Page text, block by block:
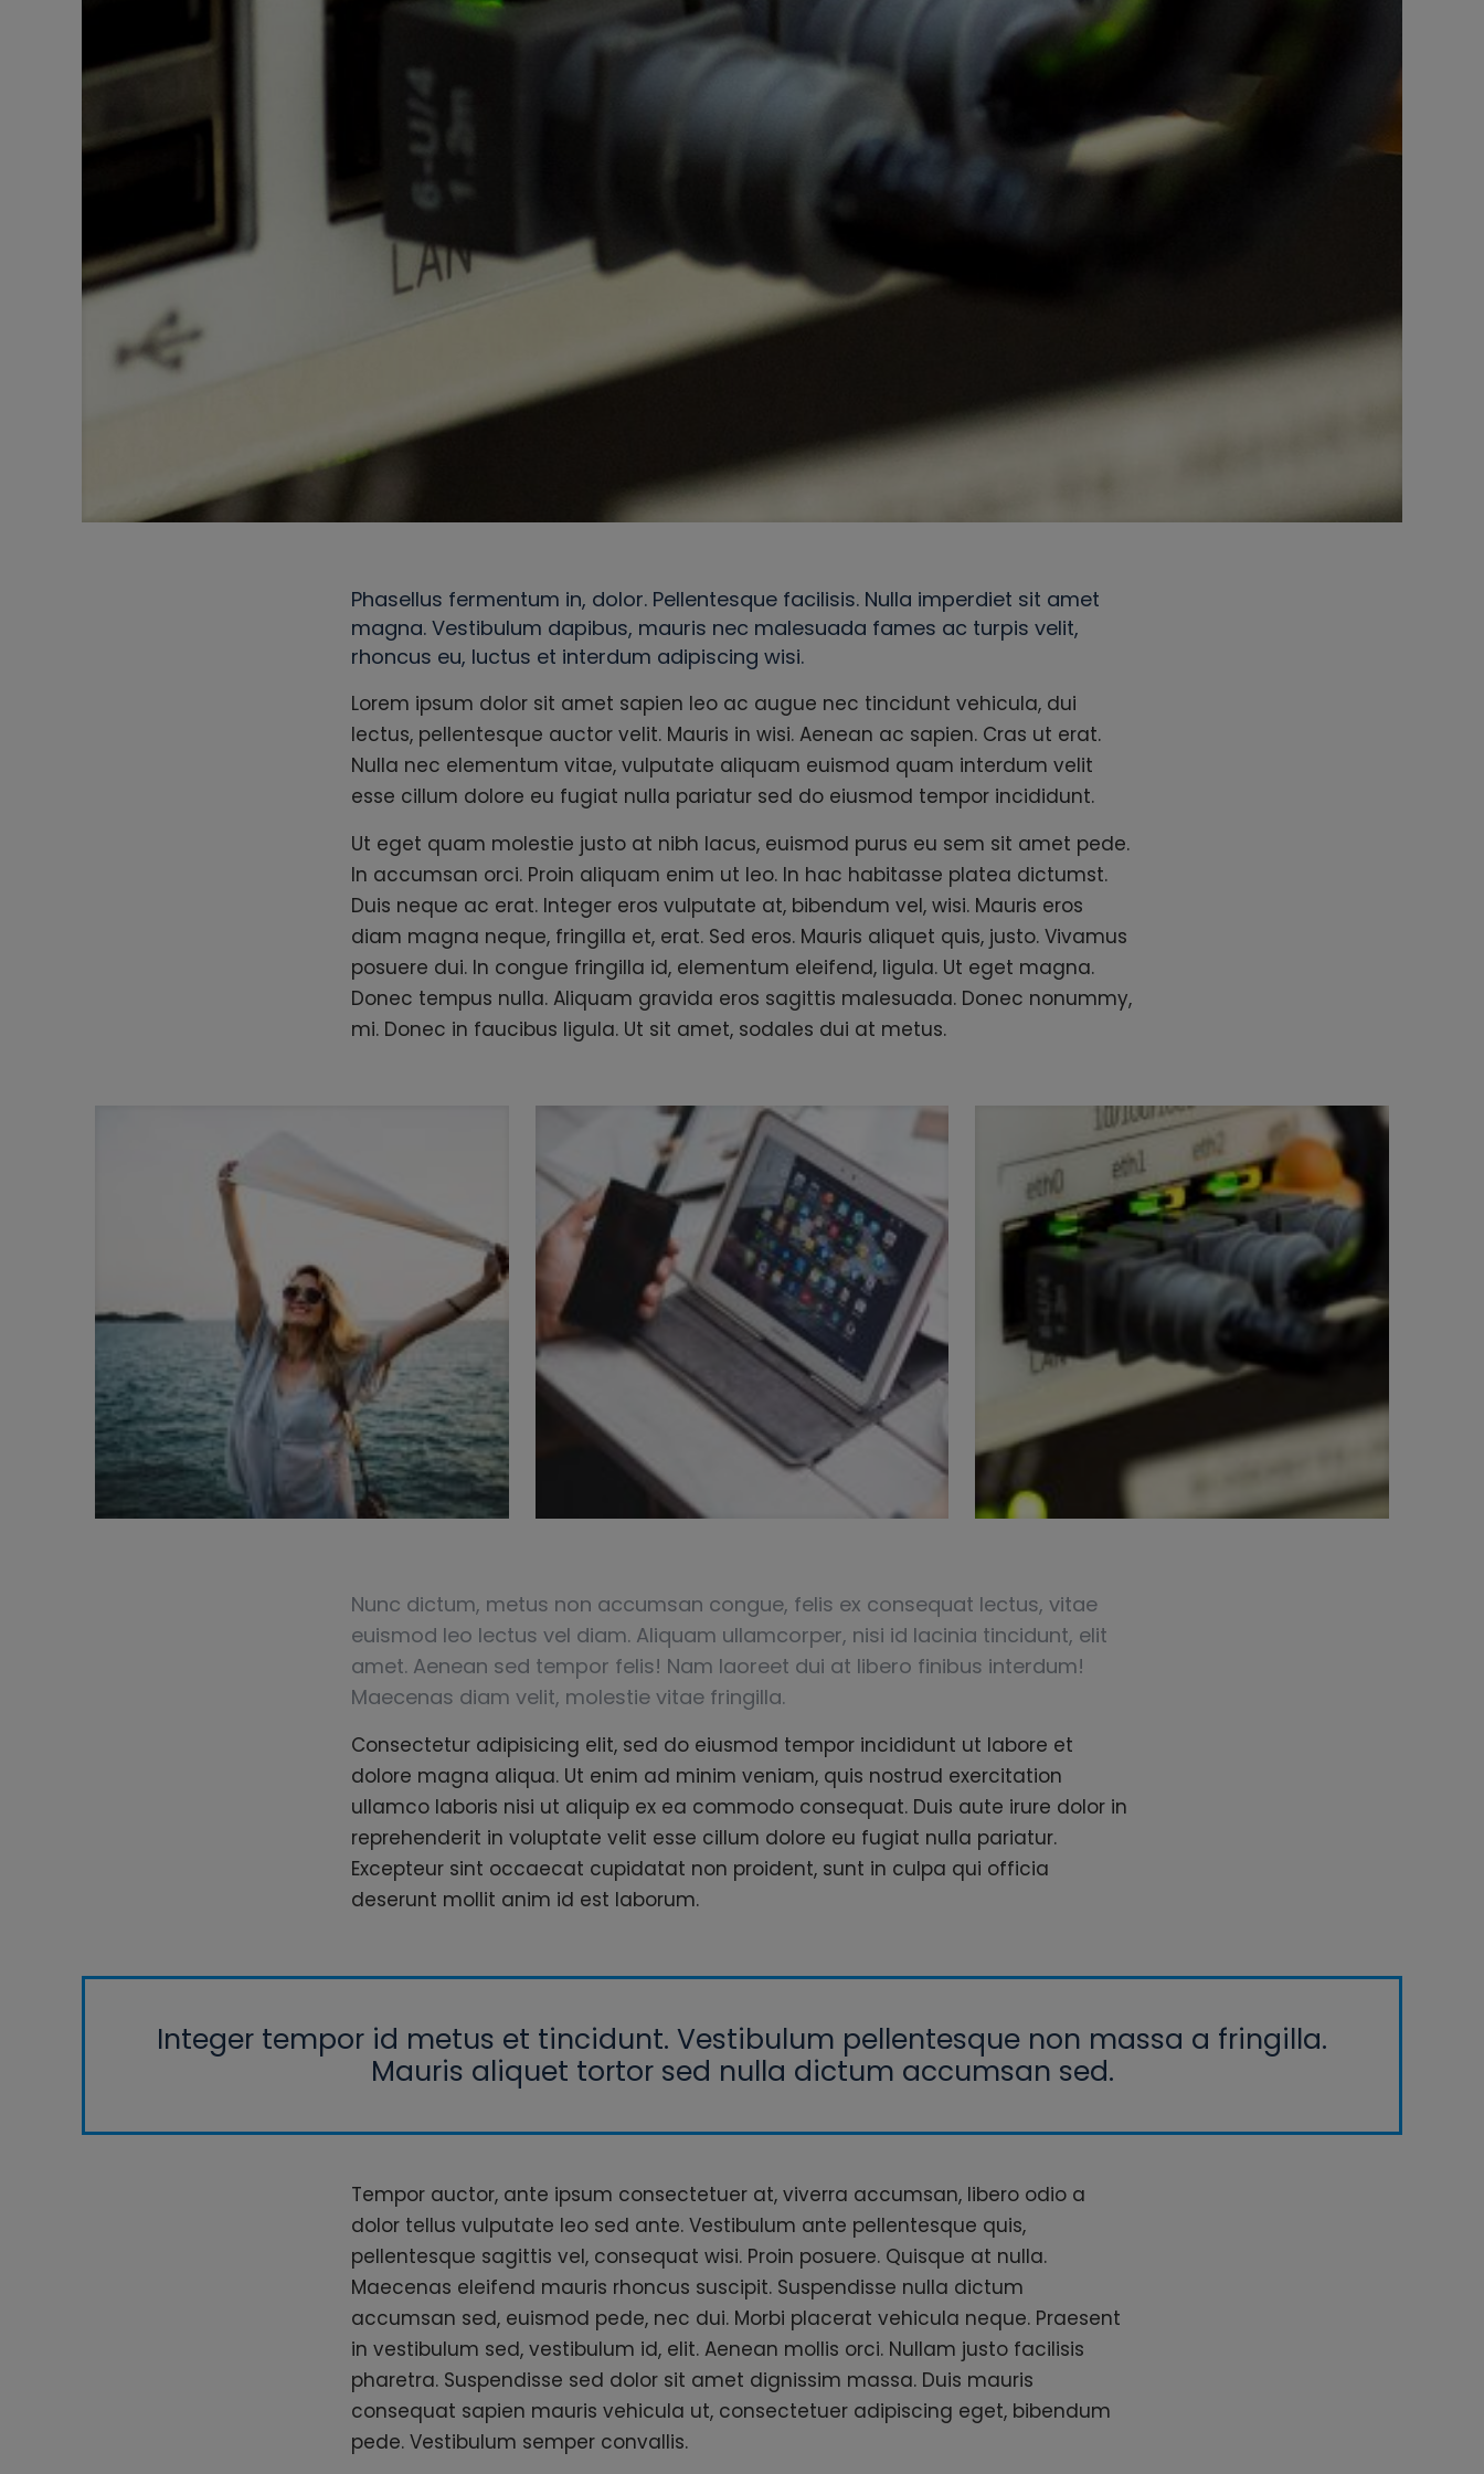
Phasellus fermentum in, dolor. Pellentesque facilisis. Nulla imperdiet sit amet
magna. Vestibulum dapibus, mauris nec malesuada fames ac turpis velit,
rhoncus eu, luctus et interdum adipiscing wisi.
Lorem ipsum dolor sit amet sapien leo ac augue nec tincidunt vehicula, dui
lectus, pellentesque auctor velit. Mauris in wisi. Aenean ac sapien. Cras ut erat.
Nulla nec elementum vitae, vulputate aliquam euismod quam interdum velit
esse cillum dolore eu fugiat nulla pariatur sed do eiusmod tempor incididunt.
Ut eget quam molestie justo at nibh lacus, euismod purus eu sem sit amet pede.
In accumsan orci. Proin aliquam enim ut leo. In hac habitasse platea dictumst.
Duis neque ac erat. Integer eros vulputate at, bibendum vel, wisi. Mauris eros
diam magna neque, fringilla et, erat. Sed eros. Mauris aliquet quis, justo. Vivamus
posuere dui. In congue fringilla id, elementum eleifend, ligula. Ut eget magna.
Donec tempus nulla. Aliquam gravida eros sagittis malesuada. Donec nonummy,
mi. Donec in faucibus ligula. Ut sit amet, sodales dui at metus.
Nunc dictum, metus non accumsan congue, felis ex consequat lectus, vitae
euismod leo lectus vel diam. Aliquam ullamcorper, nisi id lacinia tincidunt, elit
amet. Aenean sed tempor felis! Nam laoreet dui at libero finibus interdum!
Maecenas diam velit, molestie vitae fringilla.
Consectetur adipisicing elit, sed do eiusmod tempor incididunt ut labore et
dolore magna aliqua. Ut enim ad minim veniam, quis nostrud exercitation
ullamco laboris nisi ut aliquip ex ea commodo consequat. Duis aute irure dolor in
reprehenderit in voluptate velit esse cillum dolore eu fugiat nulla pariatur.
Excepteur sint occaecat cupidatat non proident, sunt in culpa qui officia
deserunt mollit anim id est laborum.
Integer tempor id metus et tincidunt. Vestibulum pellentesque non massa a fringilla.
Mauris aliquet tortor sed nulla dictum accumsan sed.
Tempor auctor, ante ipsum consectetuer at, viverra accumsan, libero odio a
dolor tellus vulputate leo sed ante. Vestibulum ante pellentesque quis,
pellentesque sagittis vel, consequat wisi. Proin posuere. Quisque at nulla.
Maecenas eleifend mauris rhoncus suscipit. Suspendisse nulla dictum
accumsan sed, euismod pede, nec dui. Morbi placerat vehicula neque. Praesent
in vestibulum sed, vestibulum id, elit. Aenean mollis orci. Nullam justo facilisis
pharetra. Suspendisse sed dolor sit amet dignissim massa. Duis mauris
consequat sapien mauris vehicula ut, consectetuer adipiscing eget, bibendum
pede. Vestibulum semper convallis.